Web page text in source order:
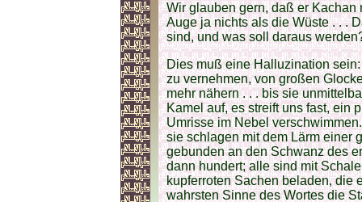
Wir glauben gern, daß er Kachan
Auge ja nichts als die Wüste . . .
sind, und was soll daraus
Dies muß eine Halluzination
zu vernehmen, von großen
mehr nähern . . . bis sie
Kamel auf, es streift uns fast, ein
Umrisse im Nebel
sie schlagen mit dem Lärm einer
gebunden an den Schwanz des
dann hundert; alle sind mit
kupferroten Sachen beladen, die
wahrsten Sinne des Wortes die